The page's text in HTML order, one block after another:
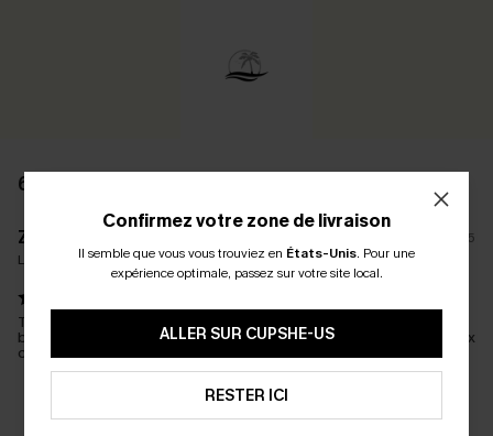
61 AVIS
Z****y
04/02/2025
La taille achetée:M / M
Top qualité, confortable à voir l'usure dans le temps, maintient
bien la poitrine😅 Je porte du 40 en France donc un 42 chez eux
c'est parfait j'adore. hâte de le porter
Confirmez votre zone de livraison
Il semble que vous vous trouviez en États-Unis. Pour une
expérience optimale, passez sur votre site local.
ALLER SUR CUPSHE-US
RESTER ICI